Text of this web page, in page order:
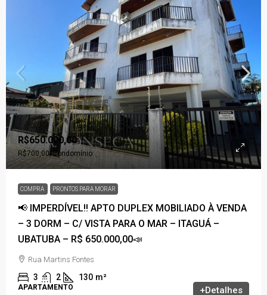
R$650.000,00
R$700,00/Condomínio
COMPRA PRONTOS PARA MORAR
📢 IMPERDÍVEL!! APTO DUPLEX MOBILIADO À VENDA
– 3 DORM – C/ VISTA PARA O MAR – ITAGUÁ –
UBATUBA – R$ 650.000,00📣
Rua Martins Fontes
3 2 130 m²
APARTAMENTO +Detalhes